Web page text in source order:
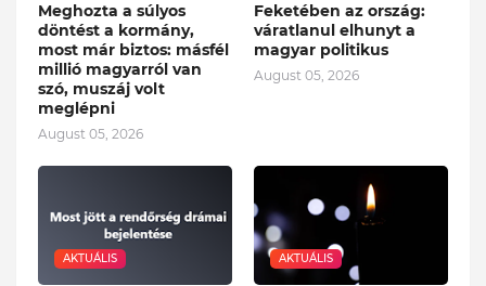
Meghozta a súlyos
döntést a kormány,
most már biztos: másfél
millió magyarról van
szó, muszáj volt
meglépni
August 05, 2026
Feketében az ország:
váratlanul elhunyt a
magyar politikus
August 05, 2026
AKTUÁLIS AKTUÁLIS